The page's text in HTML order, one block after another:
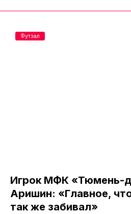
Игрок МФК «Тюмень-
Аришин: «Главное,
так же забивал»
Футзал